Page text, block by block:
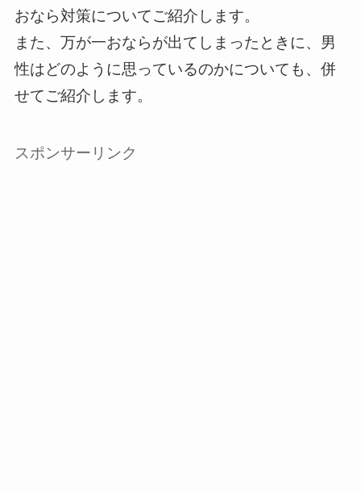
おなら対策についてご紹介します。
また、万が一おならが出てしまったときに、男
性はどのように思っているのかについても、併
せてご紹介します。
スポンサーリンク